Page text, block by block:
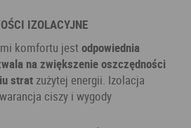
IZOLACYJNE
komfortu jestodpowiednia
na zwiększenie oszczędności
strat zużytej energii. Izolacja
ciszy i wygody